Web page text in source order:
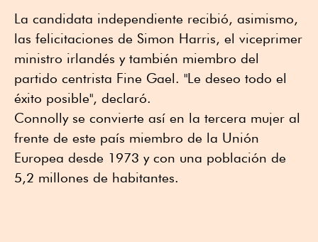
La candidata independiente recibió, asimismo,
las felicitaciones de Simon Harris, el viceprimer
ministro irlandés y también miembro del
partido centrista Fine Gael. "Le deseo todo el
éxito posible", declaró.
Connolly se convierte así en la tercera mujer al
frente de este país miembro de la Unión
Europea desde 1973 y con una población de
5,2 millones de habitantes.